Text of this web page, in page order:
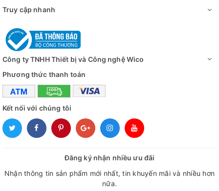
🌟 Bếp đun bình cầu 98-I-B | dung tích 20000ml
Truy cập nhanh
Công ty TNHH Thiết bị và Công nghệ Wico
Phương thức thanh toán
Kết nối với chúng tôi
Đăng ký nhận nhiều ưu đãi
Nhận thông tin sản phẩm mới nhất, tin khuyến mãi và nhiều hơn
nữa.